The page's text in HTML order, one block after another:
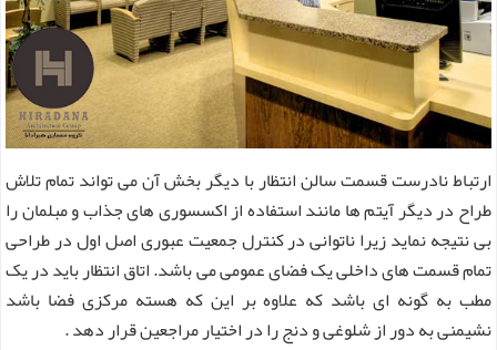
ارتباط نادرست قسمت سالن انتظار با دیگر بخش آن می تواند تمام تلاش
طراح در دیگر آیتم ها مانند استفاده از اکسسوری های جذاب و مبلمان را
بی‌ نتیجه نماید زیرا ناتوانی در کنترل جمعیت عبوری اصل اول در طراحی
تمام قسمت های داخلی یک فضای عمومی می باشد. اتاق انتظار باید در یک
مطب به گونه‌ ای باشد که علاوه بر این که هسته مرکزی فضا باشد
نشیمنی به دور از شلوغی و دنج را در اختیار مراجعین قرار دهد .